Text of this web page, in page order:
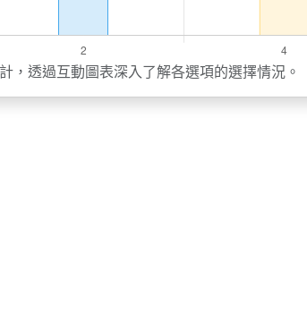
，透過互動圖表深入了解各選項的選擇情況。